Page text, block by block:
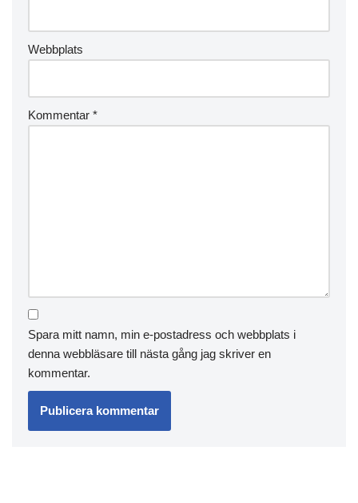
Webbplats
Kommentar *
Spara mitt namn, min e-postadress och webbplats i
denna webbläsare till nästa gång jag skriver en
kommentar.